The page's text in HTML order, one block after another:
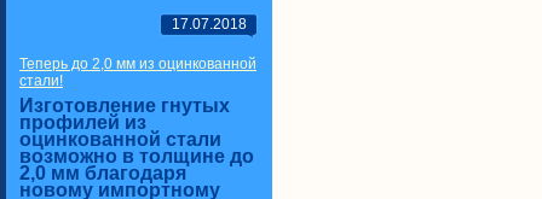
17.07.2018
Теперь до 2,0 мм из оцинкованной
стали!
Изготовление гнутых
профилей из
оцинкованной стали
возможно в толщине до
2,0 мм благодаря
новому импортному